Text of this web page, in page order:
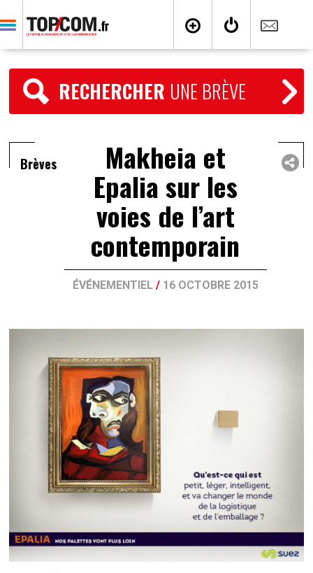
RECHERCHER UNE BRÈVE
Brèves Makheia et
Epalia sur les
voies de l’art
contemporain
ÉVÉNEMENTIEL/ 16 OCTOBRE 2015